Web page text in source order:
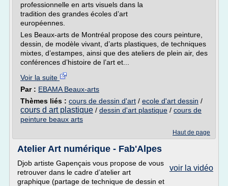
professionnelle en arts visuels dans la
tradition des grandes écoles d’art
européennes.
Les Beaux-arts de Montréal propose des cours peinture,
dessin, de modèle vivant, d’arts plastiques, de techniques
mixtes, d’estampes, ainsi que des ateliers de plein air, des
conférences d’histoire de l’art et...
Voir la suite
Par : EBAMA Beaux-arts
Thèmes liés : cours de dessin d'art / ecole d'art dessin /
cours d art plastique / dessin d'art plastique / cours de
peinture beaux arts
Haut de page
Atelier Art numérique - Fab'Alpes
voir la vidéo
Djob artiste Gapençais vous propose de vous
retrouver dans le cadre d’atelier art
graphique (partage de technique de dessin et